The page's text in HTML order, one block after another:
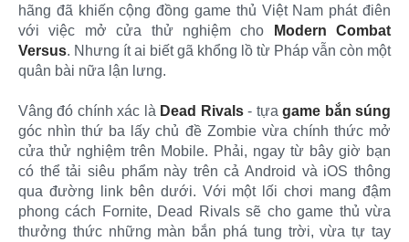
hãng đã khiến cộng đồng game thủ Việt Nam phát điên
với việc mở cửa thử nghiệm cho
Modern Combat
Versus. Nhưng ít ai biết gã khổng lồ từ Pháp vẫn còn một
quân bài nữa lận lưng.
Vâng đó chính xác là Dead Rivals- tựagame bắn súng
góc nhìn thứ ba lấy chủ đề Zombie vừa chính thức mở
cửa thử nghiệm trên Mobile. Phải, ngay từ bây giờ bạn
có thể tải siêu phẩm này trên cả Android và iOS thông
qua đường link bên dưới. Với một lối chơi mang đậm
phong cách Fornite, Dead Rivals sẽ cho game thủ vừa
thưởng thức những màn bắn phá tung trời, vừa tự tay